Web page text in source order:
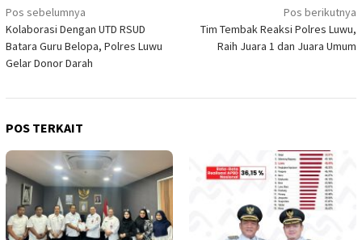
Navigasi
pos
Pos sebelumnya
Kolaborasi Dengan UTD RSUD
Batara Guru Belopa, Polres Luwu
Gelar Donor Darah
Pos berikutnya
Tim Tembak Reaksi Polres Luwu,
Raih Juara 1 dan Juara Umum
POS TERKAIT